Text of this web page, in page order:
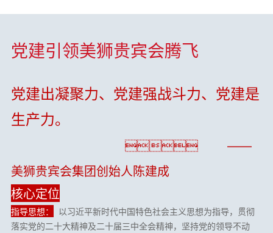
党建引领美狮贵宾会腾飞
党建出凝聚力、党建强战斗力、党建是
生产力。
 ——
美狮贵宾会集团创始人陈建成
核心定位
指导思想：
以习近平新时代中国特色社会主义思想为指导，贯彻
落实党的二十大精神及二十届三中全会精神，坚持党的领导不动